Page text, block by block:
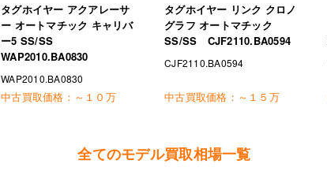
タグホイヤー アクアレーサ
ー オートマチック キャリバ
ー5 SS/SS
WAP2010.BA0830
WAP2010.BA0830
中古買取価格： ～１０万
タグホイヤー リンク クロノ
グラフ オートマチック
SS/SS CJF2110.BA0594
CJF2110.BA0594
中古買取価格： ～１５万
全てのモデル買取相場一覧